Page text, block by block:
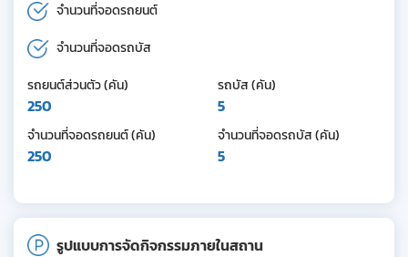
จำนวนที่จอดรถยนต์
จำนวนที่จอดรถบัส
รถยนต์ส่วนตัว (คัน)
250
รถบัส (คัน)
5
จำนวนที่จอดรถยนต์ (คัน)
250
จำนวนที่จอดรถบัส (คัน)
5
รูปแบบการจัดกิจกรรมภายในสถาน